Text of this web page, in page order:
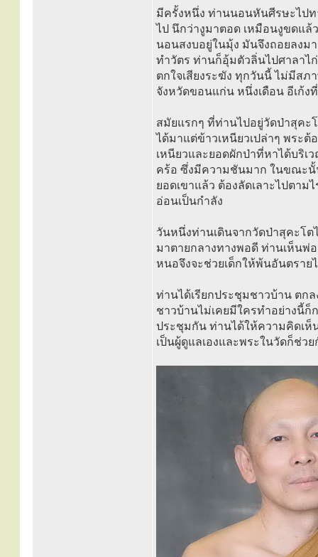
มีครั้งหนึ่ง ท่านนอนหันศีรษะไปท
ไป นึกว่างูมาตอด เหมือนงูขดแล้
นอนสงบอยู่ในมุ้ง มันจึงถอยลงม
ทำวัตร ท่านก็อุ้มตัวลิ่นไปศาลาไ
ตกใจเสียงระฆัง ทุกวันนี้ ไม่มีสภ
จังหวัดขอนแก่น หนึ่งเดือน อีเก้ง
สมัยแรกๆ ที่ท่านไปอยู่วัดป่าสุคะ
ได้มาแต่ข้าวเหนียวเปล่าๆ พระ
เหนียวและยอดผักป่าที่หาได้บริเ
คร้อ ซึ่งมีความชันมาก ในขณะนั้
ยอดเขาแล้ว ต้องลัดเลาะไปตา
อ่อนเป็นกำลัง
วันหนึ่งท่านเดินจากวัดป่าสุคะโ
มาตายกลางทางพอดี ท่านเห็นพ่
หนอจึงจะช่วยเด็กให้พ้นอันตราย
ท่านได้เรียกประชุมชาวบ้าน ตกล
ชาวบ้านไม่เคยมีใครทำอย่างนี้ก็
ประชุมกัน ท่านได้ให้ความคิดเห็
เป็นผู้ดูแลเองและพระในวัดก็ช่ว